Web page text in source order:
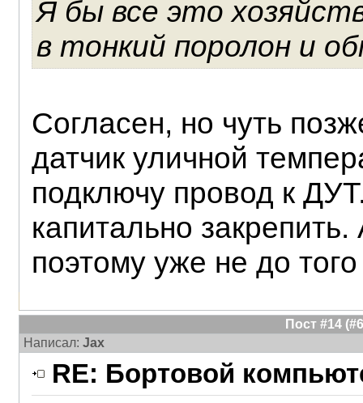
Я бы все это
в тонкий поролон и
Согласен, но чуть
датчик уличной
подключу провод к
капитально
поэтому уже не до
Пост #14
Написал: Jax
RE: Бортовой